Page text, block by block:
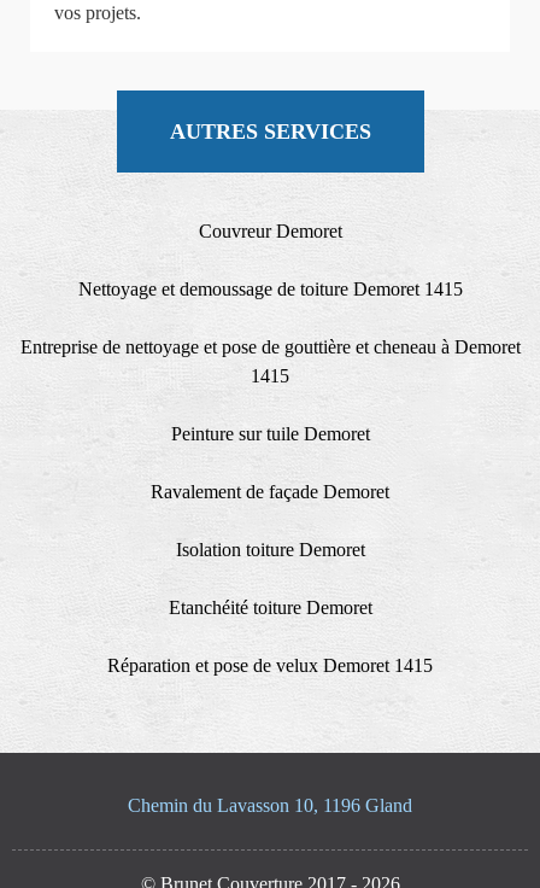
vos projets.
AUTRES SERVICES
Couvreur Demoret
Nettoyage et demoussage de toiture Demoret 1415
Entreprise de nettoyage et pose de gouttière et cheneau à Demoret
1415
Peinture sur tuile Demoret
Ravalement de façade Demoret
Isolation toiture Demoret
Etanchéité toiture Demoret
Réparation et pose de velux Demoret 1415
Chemin du Lavasson 10, 1196 Gland
© Brunet Couverture 2017 - 2026